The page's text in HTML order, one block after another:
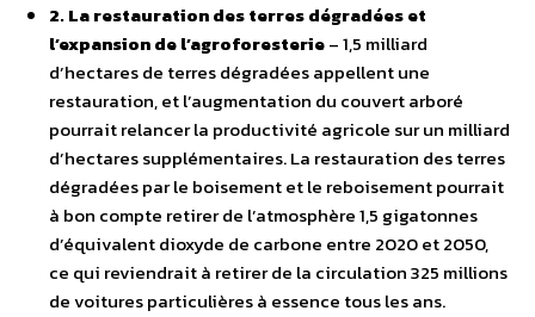
2. La restauration des terres dégradées et
l’expansion de l’agroforesterie– 1,5 milliard
d’hectares de terres dégradées appellent une
restauration, et l’augmentation du couvert arboré
pourrait relancer la productivité agricole sur un milliard
d’hectares supplémentaires. La restauration des terres
dégradées par le boisement et le reboisement pourrait
à bon compte retirer de l’atmosphère 1,5 gigatonnes
d’équivalent dioxyde de carbone entre 2020 et 2050,
ce qui reviendrait à retirer de la circulation 325 millions
de voitures particulières à essence tous les ans.